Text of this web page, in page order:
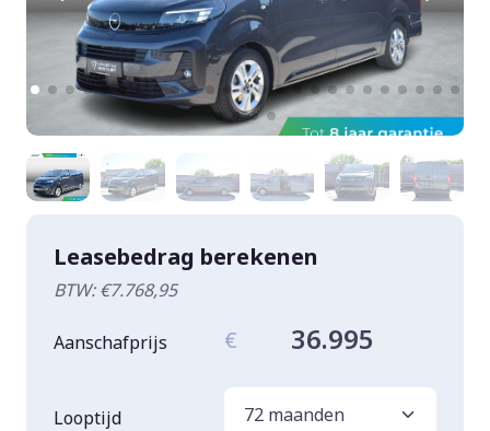
Leasebedrag berekenen
BTW: €7.768,95
Aanschafprijs € 36.995
Looptijd